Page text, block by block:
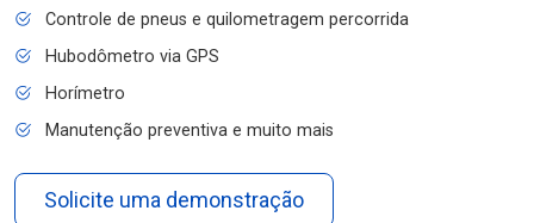
Controle de pneus e quilometragem percorrida
Hubodômetro via GPS
Horímetro
Manutenção preventiva e muito mais
Solicite uma demonstração